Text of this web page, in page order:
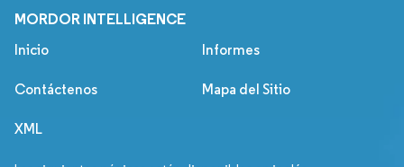
MORDOR INTELLIGENCE
Inicio Informes
Contáctenos Mapa del Sitio
XML